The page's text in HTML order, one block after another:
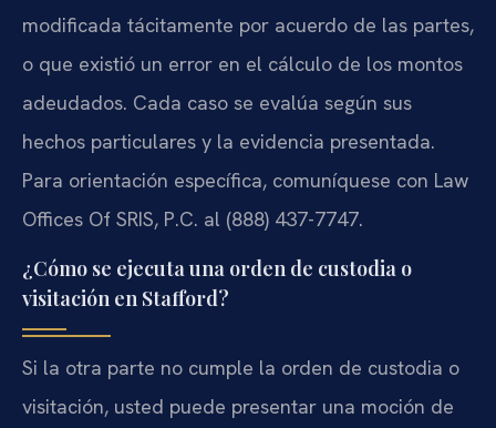
modificada tácitamente por acuerdo de las partes,
o que existió un error en el cálculo de los montos
adeudados. Cada caso se evalúa según sus
hechos particulares y la evidencia presentada.
Para orientación específica, comuníquese con Law
Offices Of SRIS, P.C. al (888) 437-7747.
¿Cómo se ejecuta una orden de custodia o
visitación en Stafford?
Si la otra parte no cumple la orden de custodia o
visitación, usted puede presentar una moción de